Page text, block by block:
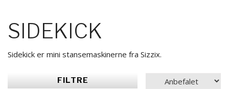
SIDEKICK
Sidekick er mini stansemaskinerne fra Sizzix.
FILTRE